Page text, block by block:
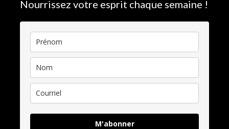
Nourrissez votre esprit chaque semaine !
M'abonner